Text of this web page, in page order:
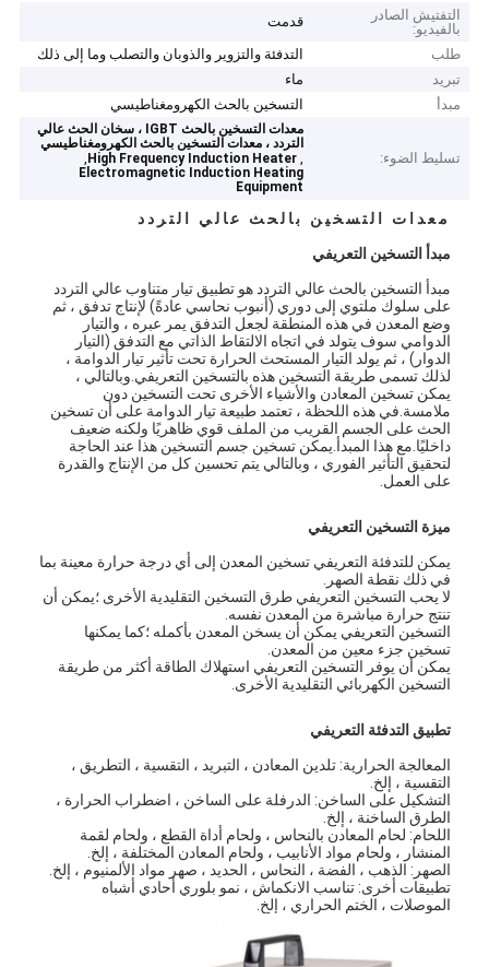
التفتيش الصادر
بالفيديو:
قدمت
طلب
التدفئة والتزوير والذوبان والتصلب وما إلى ذلك
تبريد
ماء
مبدأ
التسخين بالحث الكهرومغناطيسي
تسليط الضوء:
معدات التسخين بالحث IGBT ، سخان الحث عالي
التردد ، معدات التسخين بالحث الكهرومغناطيسي
,
High Frequency Induction Heater
,
Electromagnetic Induction Heating
Equipment
معدات التسخين بالحث عالي التردد
مبدأ التسخين التعريفي
مبدأ التسخين بالحث عالي التردد هو تطبيق تيار متناوب عالي التردد
على سلوك ملتوي إلى دوري (أنبوب نحاسي عادةً) لإنتاج تدفق ، ثم
وضع المعدن في هذه المنطقة لجعل التدفق يمر عبره ، والتيار
الدوامي سوف يتولد في اتجاه الالتقاط الذاتي مع التدفق (التيار
الدوار) ، ثم يولد التيار المستحث الحرارة تحت تأثير تيار الدوامة ،
لذلك تسمى طريقة التسخين هذه بالتسخين التعريفي.وبالتالي ،
يمكن تسخين المعادن والأشياء الأخرى تحت التسخين دون
ملامسة.في هذه اللحظة ، تعتمد طبيعة تيار الدوامة على أن تسخين
الحث على الجسم القريب من الملف قوي ظاهريًا ولكنه ضعيف
داخليًا.مع هذا المبدأ.يمكن تسخين جسم التسخين هذا عند الحاجة
لتحقيق التأثير الفوري ، وبالتالي يتم تحسين كل من الإنتاج والقدرة
على العمل.
ميزة التسخين التعريفي
يمكن للتدفئة التعريفي تسخين المعدن إلى أي درجة حرارة معينة بما
في ذلك نقطة الصهر.
لا يحب التسخين التعريفي طرق التسخين التقليدية الأخرى ؛يمكن أن
تنتج حرارة مباشرة من المعدن نفسه.
التسخين التعريفي يمكن أن يسخن المعدن بأكمله ؛كما يمكنها
تسخين جزء معين من المعدن.
يمكن أن يوفر التسخين التعريفي استهلاك الطاقة أكثر من طريقة
التسخين الكهربائي التقليدية الأخرى.
تطبيق التدفئة التعريفي
المعالجة الحرارية: تلدين المعادن ، التبريد ، التقسية ، التطريق ،
التقسية ، إلخ.
التشكيل على الساخن: الدرفلة على الساخن ، اضطراب الحرارة ،
الطرق الساخنة ، إلخ.
اللحام: لحام المعادن بالنحاس ، ولحام أداة القطع ، ولحام لقمة
المنشار ، ولحام مواد الأنابيب ، ولحام المعادن المختلفة ، إلخ.
الصهر: الذهب ، الفضة ، النحاس ، الحديد ، صهر مواد الألمنيوم ، إلخ.
تطبيقات أخرى: تناسب الانكماش ، نمو بلوري أحادي أشباه
الموصلات ، الختم الحراري ، إلخ.